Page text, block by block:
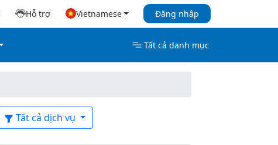
Hỗ trợ Vietnamese Đăng nhập
Tất cả danh mục
Tất cả dịch vụ